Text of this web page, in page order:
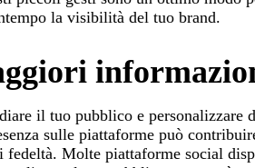
la visibilità del tuo brand.
il tuo pubblico e personalizzare
sulle piattaforme può
fedeltà. Molte piattaforme social